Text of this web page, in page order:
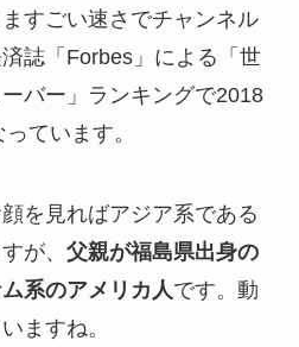
すごい速さでチャンネル
誌「Forbes」 による「世
バー」ランキングで2018
ています。
を見ればアジア系である
が、 父親が福島県出身の
系のアメリカ人 です。動
ますね。